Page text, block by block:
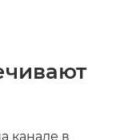
канале в